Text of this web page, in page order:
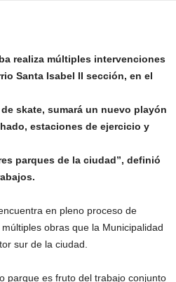
realiza múltiples intervenciones
Santa Isabel II sección, en el
skate, sumará un nuevo playón
estaciones de ejercicio y
parques de la ciudad”, definió
en pleno proceso de
obras que la Municipalidad
sur de la ciudad.
parque es fruto del trabajo conjunto